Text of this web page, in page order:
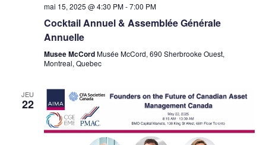
mai 15, 2025 @ 4:30 PM-7:00 PM
Cocktail Annuel & Assemblée Générale
Annuelle
Musee McCordMusée McCord, 690 Sherbrooke Ouest,
Montreal, Quebec
JEU
22